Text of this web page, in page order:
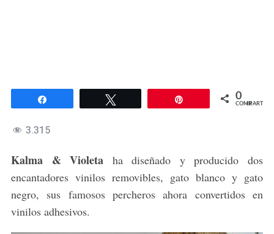
0
COMPARTIR
3.315
Kalma & Violeta ha diseñado y producido dos
encantadores vinilos removibles, gato blanco y gato
negro, sus famosos percheros ahora convertidos en
vinilos adhesivos.